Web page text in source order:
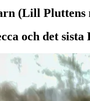
(Lill Pluttens
och det